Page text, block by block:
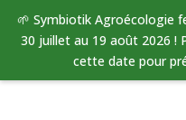
🌱 Symbiotik Agroécologie
30 juillet au 19 août 2026 !
cette date pour